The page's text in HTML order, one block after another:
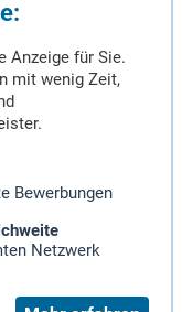
Anzeige für Sie.
mit wenig Zeit,
Bewerbungen
Netzwerk